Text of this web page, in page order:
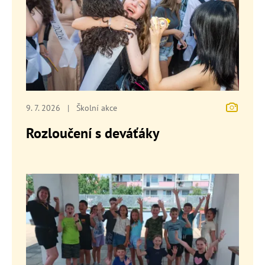
9. 7. 2026 | Školní akce
Rozloučení s deváťáky